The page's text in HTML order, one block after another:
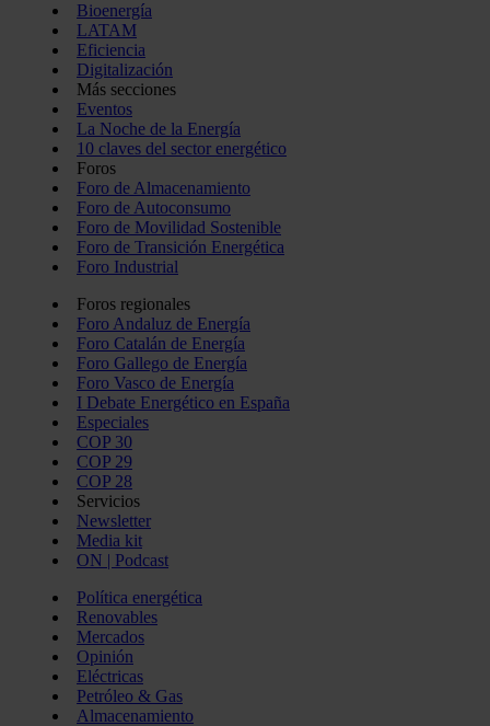
Bioenergía
LATAM
Eficiencia
Digitalización
Más secciones
Eventos
La Noche de la Energía
10 claves del sector energético
Foros
Foro de Almacenamiento
Foro de Autoconsumo
Foro de Movilidad Sostenible
Foro de Transición Energética
Foro Industrial
Foros regionales
Foro Andaluz de Energía
Foro Catalán de Energía
Foro Gallego de Energía
Foro Vasco de Energía
I Debate Energético en España
Especiales
COP 30
COP 29
COP 28
Servicios
Newsletter
Media kit
ON | Podcast
Política energética
Renovables
Mercados
Opinión
Eléctricas
Petróleo & Gas
Almacenamiento